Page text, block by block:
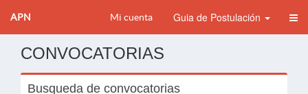
APN Mi cuenta Guia de Postulación
CONVOCATORIAS
Busqueda de convocatorias